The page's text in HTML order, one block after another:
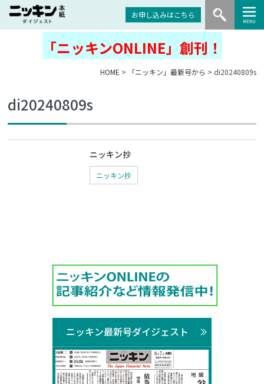
お申し込みはこちら
「ニッキンONLINE」創刊！
HOME > 「ニッキン」最新号から > di20240809s
di20240809s
ニッキン抄
ニッキン抄
ニッキン最新号ダイジェスト